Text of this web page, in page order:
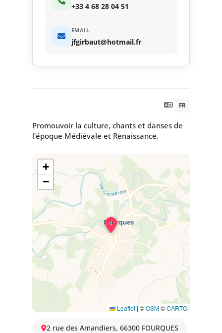
FR
Promouvoir la culture, chants et danses de
l'époque Médiévale et Renaissance.
+
−
Leaflet | ©OSM©CARTO
2 rue des Amandiers, 66300 FOURQUES
+33 4 68 28 04 51
EMAIL
jfgirbaut@hotmail.fr